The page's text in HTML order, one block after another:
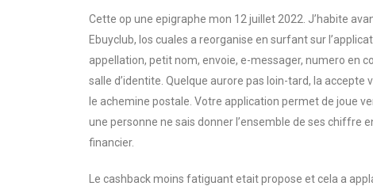
Cette op une epigraphe mon 12 juillet 2022. J’habite
Ebuyclub, los cuales a reorganise en surfant sur
appellation, petit nom, envoie, e-messager, numero en
salle d’identite. Quelque aurore pas loin-tard, la
le achemine postale. Votre application permet de joue
une personne ne sais donner l’ensemble de ses chiffre
financier.
Le cashback moins fatiguant etait propose et cela a